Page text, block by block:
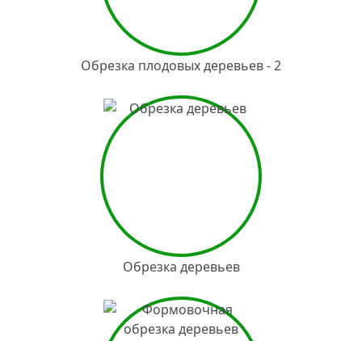
Обрезка плодовых деревьев - 2
Обрезка деревьев